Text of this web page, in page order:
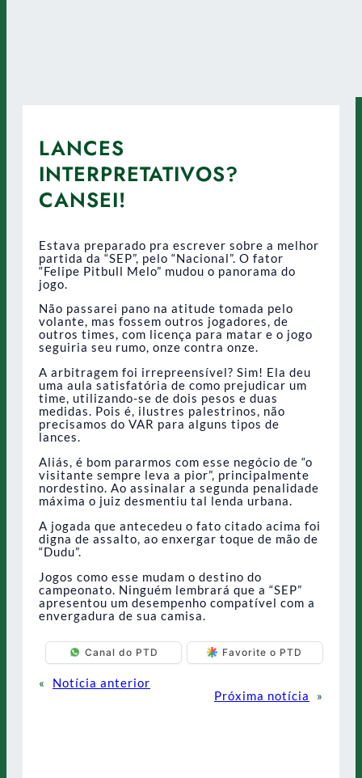
LANCES
INTERPRETATIVOS?
CANSEI!
Estava preparado pra escrever sobre a melhor
partida da “SEP”, pelo “Nacional”. O fator
“Felipe Pitbull Melo” mudou o panorama do
jogo.
Não passarei pano na atitude tomada pelo
volante, mas fossem outros jogadores, de
outros times, com licença para matar e o jogo
seguiria seu rumo, onze contra onze.
A arbitragem foi irrepreensível? Sim! Ela deu
uma aula satisfatória de como prejudicar um
time, utilizando-se de dois pesos e duas
medidas. Pois é, ilustres palestrinos, não
precisamos do VAR para alguns tipos de
lances.
Aliás, é bom pararmos com esse negócio de “o
visitante sempre leva a pior”, principalmente
nordestino. Ao assinalar a segunda penalidade
máxima o juiz desmentiu tal lenda urbana.
A jogada que antecedeu o fato citado acima foi
digna de assalto, ao enxergar toque de mão de
“Dudu”.
Jogos como esse mudam o destino do
campeonato. Ninguém lembrará que a “SEP”
apresentou um desempenho compatível com a
envergadura de sua camisa.
Canal do PTD Favorite o PTD
«
Notícia anterior
Próxima notícia
»